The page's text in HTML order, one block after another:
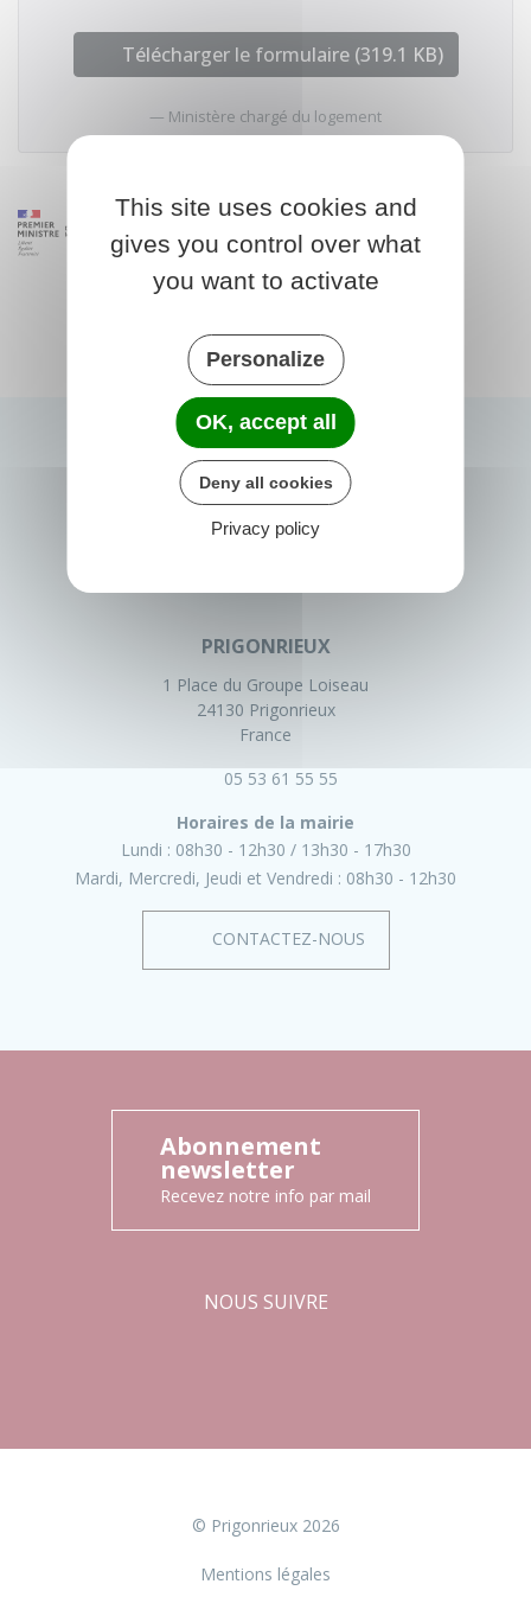
Télécharger le formulaire (319.1 KB)
Ministère chargé du logement
PRIGONRIEUX
1 Place du Groupe Loiseau
24130 Prigonrieux
France
05 53 61 55 55
Horaires de la mairie
Lundi : 08h30 - 12h30
13h30 - 17h30
Mardi, Mercredi, Jeudi et Vendredi : 08h30 - 12h30
CONTACTEZ-NOUS
Abonnement
newsletter
Recevez notre info par mail
NOUS SUIVRE
© Prigonrieux 2026
Mentions légales
This site uses cookies and
gives you control over what
you want to activate
Personalize
OK, accept all
Deny all cookies
Privacy policy